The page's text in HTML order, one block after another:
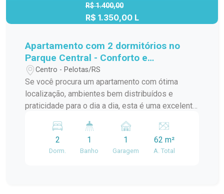
venha conhecer pessoalmente esse ótimo
apartamento no Solar Pinheiros!
R$ 1.400,00
R$ 1.350,00 L
Apartamento com 2 dormitórios no
Parque Central - Conforto e
praticidade próximo à Santa Casa
Centro - Pelotas/RS
Se você procura um apartamento com ótima
localização, ambientes bem distribuídos e
praticidade para o dia a dia, esta é uma excelente
funcionalidade, sendo ideal para quem deseja
morar próximo aos principais serviços da cidade.
O apartamento conta com 2 dormitórios, sala de
2
Dorm.
1
Banho
1
Garagem
62 m²
A. Total